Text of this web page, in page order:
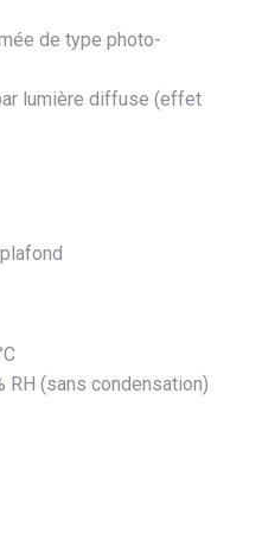
de type photo-
lumière diffuse (effet
RH (sans condensation)